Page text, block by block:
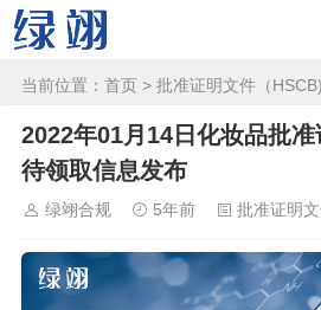
当前位置： 首页 > 批准证明文件（HSCB)
2022年01月14日化妆品批
待领取信息发布
绿翊合规 5年前 批准证明